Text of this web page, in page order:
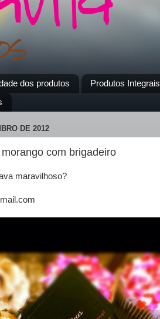
dos produtos Produtos Integrais
DE 2012
com brigadeiro
maravilhoso?